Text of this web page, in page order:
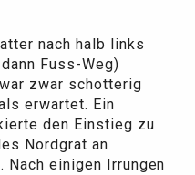
nach halb links
Fuss-Weg)
zwar schotterig
erwartet. Ein
den Einstieg zu
Nordgrat an
Nach einigen Irrungen